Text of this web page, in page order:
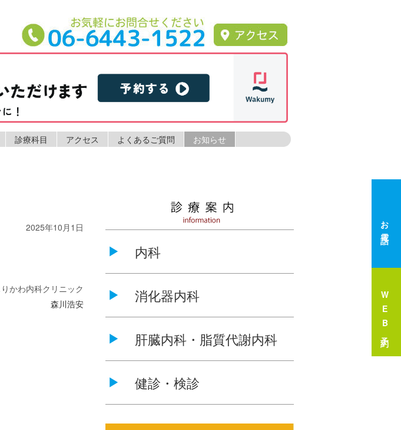
診療科目 アクセス よくあるご質問 お知らせ
2025年10月1日
りかわ内科クリニック
森川浩安
内科
消化器内科
肝臓内科・脂質代謝内科
健診・検診
お電話
WEB予約